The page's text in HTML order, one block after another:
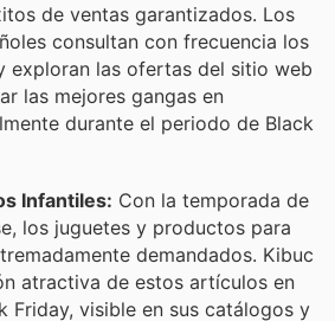
de ventas garantizados. Los
consultan con frecuencia los
exploran las ofertas del sitio web
las mejores gangas en
durante el periodo de Black
Infantiles: Con la temporada de
los juguetes y productos para
demandados. Kibuc
atractiva de estos artículos en
Friday, visible en sus catálogos y